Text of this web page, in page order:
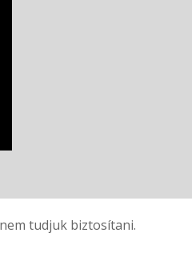
tudjuk biztosítani.